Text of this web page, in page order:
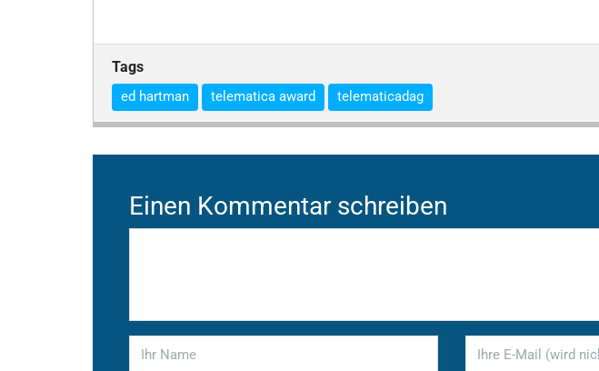
Tags
ed hartman telematica award telematicadag
Einen Kommentar schreiben